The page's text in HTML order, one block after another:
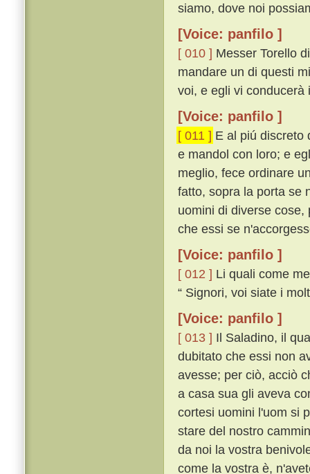
siamo, dove noi
[Voice: panfilo ]
[ 010 ] Messer Torello
mandare un di questi
voi, e egli vi conducerà
[Voice: panfilo ]
[ 011 ] E al piú discreto
e mandol con loro; e
meglio, fece ordinare
fatto, sopra la porta se
uomini di diverse
che essi se
[Voice: panfilo ]
[ 012 ] Li quali come
“ Signori, voi siate i
[Voice: panfilo ]
[ 013 ] Il Saladino, il
dubitato che essi non
avesse; per ciò, acciò
a casa sua gli aveva
cortesi uomini l'uom si
stare del nostro
da noi la vostra
come la vostra è,